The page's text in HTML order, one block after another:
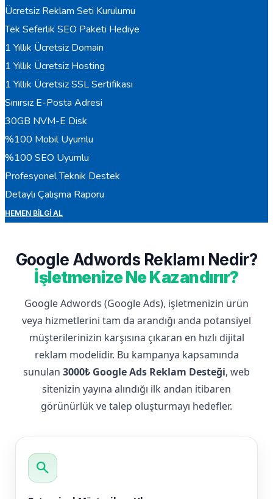
Ücretsiz Reklam Seti Kurulumu
Tek Seferlik SEO Paketi Hediye
1 Yıllık Ücretsiz Domain
1 Yıllık Ücretsiz Hosting
1 Yıllık Ücretsiz SSL Sertifikası
Sınırsız E-Posta Adresi
30GB NVM-E Disk
%100 Mobil Uyumlu
%100 SEO Uyumlu
Profesyonel Teknik Destek
Detaylı Çalışma Raporu
HEMEN BILGI AL
Google Adwords Reklamı Nedir?
İşletmenize Ne Kazandırır?
Google Adwords (Google Ads), işletmenizin ürün
veya hizmetlerini tam da arandığı anda potansiyel
müşterilerinizin karşısına çıkaran en hızlı dijital
reklam modelidir. Bu kampanya kapsamında
sunulan 3000₺ Google Ads Reklam Desteği, web
sitenizin yayına alındığı ilk andan itibaren
görünürlük ve talep oluşturmayı hedefler.
search